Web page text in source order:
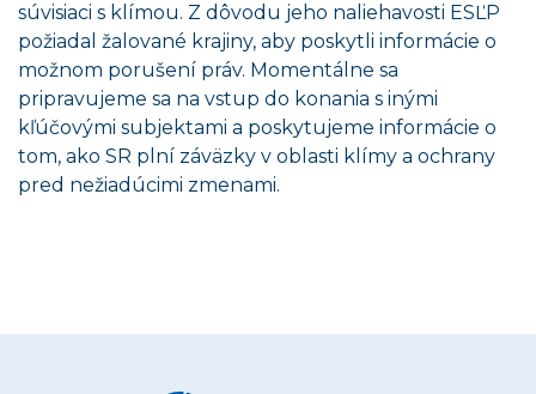
súvisiaci s klímou. Z dôvodu jeho naliehavosti ESĽP
požiadal žalované krajiny, aby poskytli informácie o
možnom porušení práv. Momentálne sa
pripravujeme sa na vstup do konania s inými
kľúčovými subjektami a poskytujeme informácie o
tom, ako SR plní záväzky v oblasti klímy a ochrany
pred nežiadúcimi zmenami.